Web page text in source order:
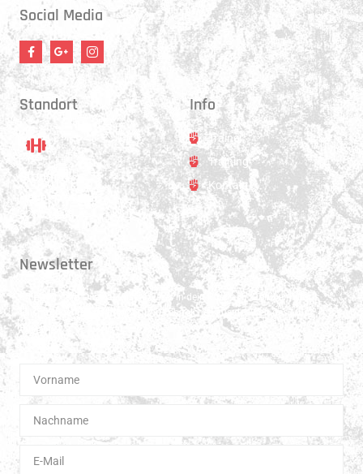
Social Media
Standort
Standort
Hauptstrasse 31
3250 Lyss
Info
Trainer
Training
Kontakt
Newsletter
Erhalte 1x pro Quartal unsere News in dein Postfach. Darüber hinaus
teilen wir gerne Spannendes und Lehrreiches aus der Welt des Muay Thai
Boxen.